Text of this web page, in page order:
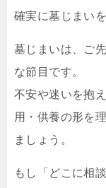
確実に墓じまい
墓じまいは、ご
な節目です。
不安や迷いを抱
用・供養の形を
ましょう。
もし「どこに相